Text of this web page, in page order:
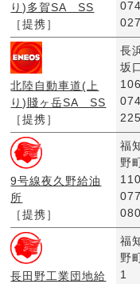
り)多賀SA SS
［提携］
北陸自動車道(上
り)賤ヶ岳SA SS
［提携］
長
坂
9号線夜久野給油
所
［提携］
福
野
長田野工業団地給
福
野
1